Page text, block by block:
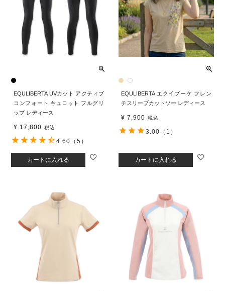
EQULIBERTA UVカット アクティブ
コンフォート キュロット フルグリ
ップ レディース
¥ 17,800 税込
カートに入れる
4.60 （5）
EQULIBERTA エクイブーケ フレン
チスリーブカットソー レディース
¥ 7,900 税込
カートに入れる
3.00 （1）